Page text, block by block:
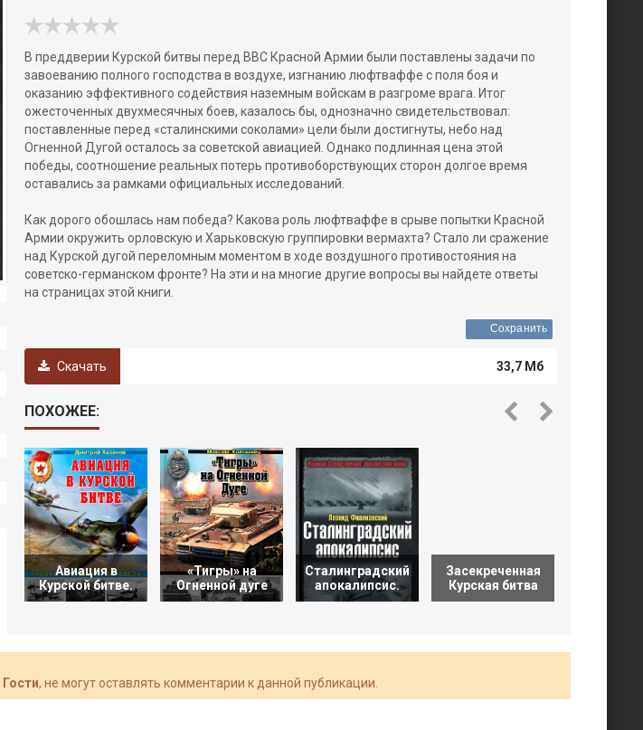
В преддверии Курской битвы перед ВВС Красной Армии были поставлены задачи по
завоеванию полного господства в воздухе, изгнанию люфтваффе с поля боя и
оказанию эффективного содействия наземным войскам в разгроме врага. Итог
ожесточенных двухмесячных боев, казалось бы, однозначно свидетельствовал:
поставленные перед «сталинскими соколами» цели были достигнуты, небо над
Огненной Дугой осталось за советской авиацией. Однако подлинная цена этой
победы, соотношение реальных потерь противоборствующих сторон долгое время
оставались за рамками официальных исследований.
Как дорого обошлась нам победа? Какова роль люфтваффе в срыве попытки Красной
Армии окружить орловскую и Харьковскую группировки вермахта? Стало ли сражение
над Курской дугой переломным моментом в ходе воздушного противостояния на
советско-германском фронте? На эти и на многие другие вопросы вы найдете ответы
на страницах этой книги.
Сохранить
Скачать 33,7 Мб
ПОХОЖЕЕ:
Авиация в
Курской битве.
«Тигры» на
Огненной дуге
Сталинградский
апокалипсис.
Засекреченная
Курская битва
Гости, не могут оставлять комментарии к данной публикации.